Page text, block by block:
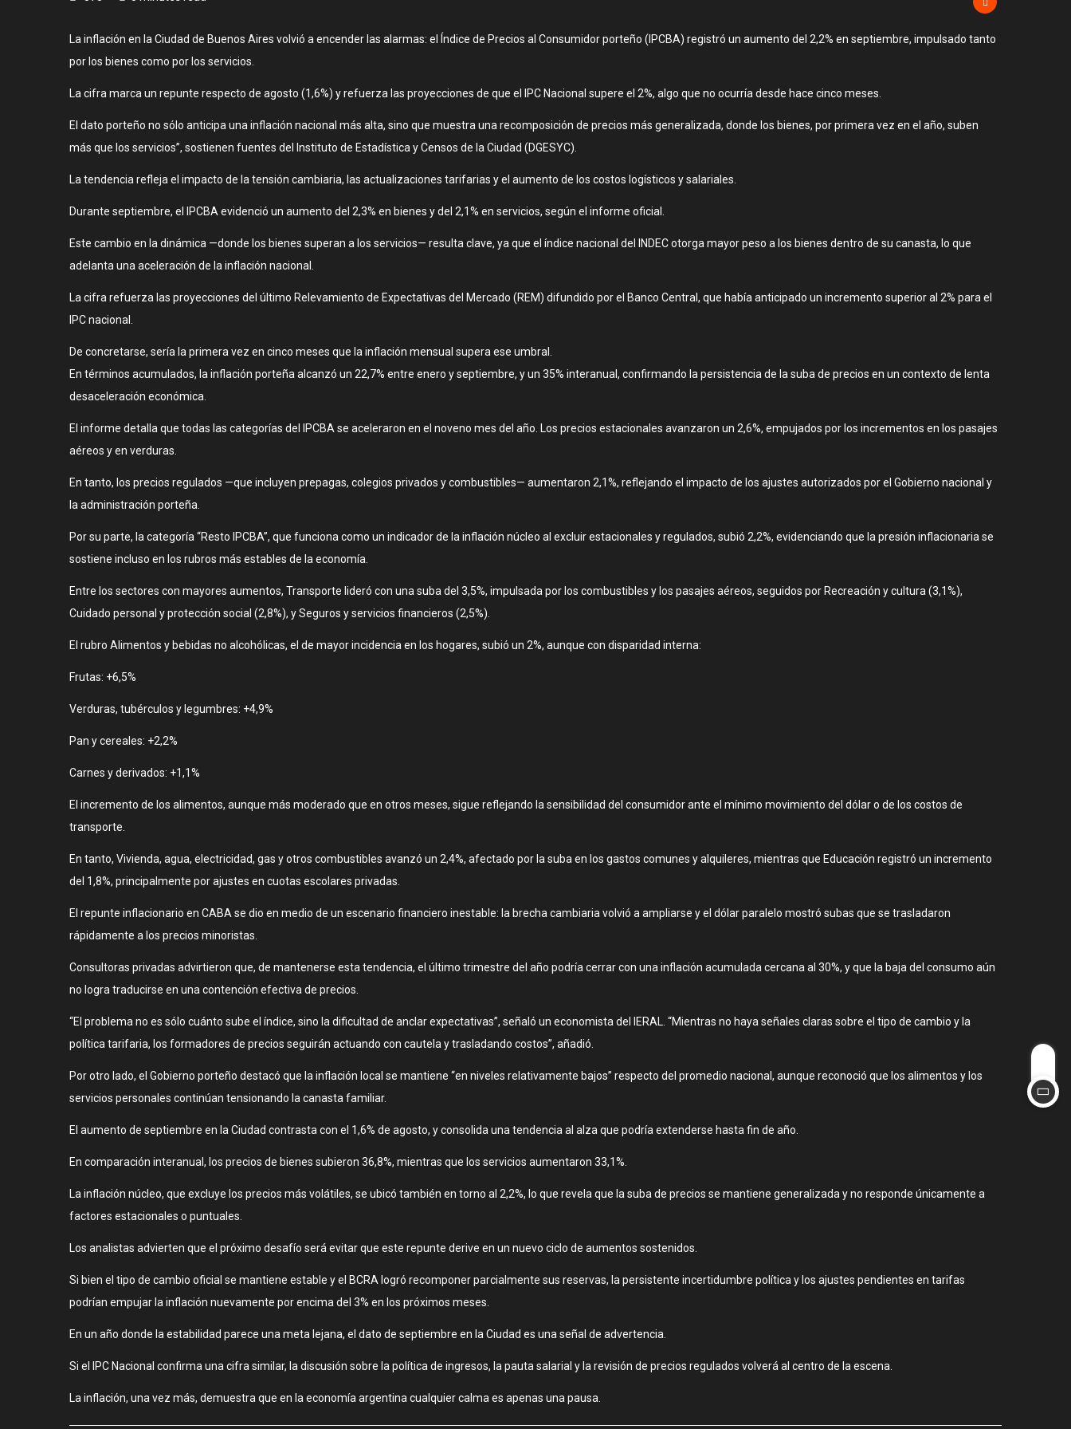
La inflación en la Ciudad de Buenos Aires volvió a encender las alarmas: el Índice de Precios al Consumidor porteño (IPCBA) registró un aumento del 2,2% en septiembre, impulsado tanto
por los bienes como por los servicios.
La cifra marca un repunte respecto de agosto (1,6%) y refuerza las proyecciones de que el IPC Nacional supere el 2%, algo que no ocurría desde hace cinco meses.
El dato porteño no sólo anticipa una inflación nacional más alta, sino que muestra una recomposición de precios más generalizada, donde los bienes, por primera vez en el año, suben
más que los servicios”, sostienen fuentes del Instituto de Estadística y Censos de la Ciudad (DGESYC).
La tendencia refleja el impacto de la tensión cambiaria, las actualizaciones tarifarias y el aumento de los costos logísticos y salariales.
Durante septiembre, el IPCBA evidenció un aumento del 2,3% en bienes y del 2,1% en servicios, según el informe oficial.
Este cambio en la dinámica —donde los bienes superan a los servicios— resulta clave, ya que el índice nacional del INDEC otorga mayor peso a los bienes dentro de su canasta, lo que
adelanta una aceleración de la inflación nacional.
La cifra refuerza las proyecciones del último Relevamiento de Expectativas del Mercado (REM) difundido por el Banco Central, que había anticipado un incremento superior al 2% para el
IPC nacional.
De concretarse, sería la primera vez en cinco meses que la inflación mensual supera ese umbral.
En términos acumulados, la inflación porteña alcanzó un 22,7% entre enero y septiembre, y un 35% interanual, confirmando la persistencia de la suba de precios en un contexto de lenta
desaceleración económica.
El informe detalla que todas las categorías del IPCBA se aceleraron en el noveno mes del año. Los precios estacionales avanzaron un 2,6%, empujados por los incrementos en los pasajes
aéreos y en verduras.
En tanto, los precios regulados —que incluyen prepagas, colegios privados y combustibles— aumentaron 2,1%, reflejando el impacto de los ajustes autorizados por el Gobierno nacional y
la administración porteña.
Por su parte, la categoría “Resto IPCBA”, que funciona como un indicador de la inflación núcleo al excluir estacionales y regulados, subió 2,2%, evidenciando que la presión inflacionaria se
sostiene incluso en los rubros más estables de la economía.
Entre los sectores con mayores aumentos, Transporte lideró con una suba del 3,5%, impulsada por los combustibles y los pasajes aéreos, seguidos por Recreación y cultura (3,1%),
Cuidado personal y protección social (2,8%), y Seguros y servicios financieros (2,5%).
El rubro Alimentos y bebidas no alcohólicas, el de mayor incidencia en los hogares, subió un 2%, aunque con disparidad interna:
Frutas: +6,5%
Verduras, tubérculos y legumbres: +4,9%
Pan y cereales: +2,2%
Carnes y derivados: +1,1%
El incremento de los alimentos, aunque más moderado que en otros meses, sigue reflejando la sensibilidad del consumidor ante el mínimo movimiento del dólar o de los costos de
transporte.
En tanto, Vivienda, agua, electricidad, gas y otros combustibles avanzó un 2,4%, afectado por la suba en los gastos comunes y alquileres, mientras que Educación registró un incremento
del 1,8%, principalmente por ajustes en cuotas escolares privadas.
El repunte inflacionario en CABA se dio en medio de un escenario financiero inestable: la brecha cambiaria volvió a ampliarse y el dólar paralelo mostró subas que se trasladaron
rápidamente a los precios minoristas.
Consultoras privadas advirtieron que, de mantenerse esta tendencia, el último trimestre del año podría cerrar con una inflación acumulada cercana al 30%, y que la baja del consumo aún
no logra traducirse en una contención efectiva de precios.
“El problema no es sólo cuánto sube el índice, sino la dificultad de anclar expectativas”, señaló un economista del IERAL. “Mientras no haya señales claras sobre el tipo de cambio y la
política tarifaria, los formadores de precios seguirán actuando con cautela y trasladando costos”, añadió.
Por otro lado, el Gobierno porteño destacó que la inflación local se mantiene “en niveles relativamente bajos” respecto del promedio nacional, aunque reconoció que los alimentos y los
servicios personales continúan tensionando la canasta familiar.
El aumento de septiembre en la Ciudad contrasta con el 1,6% de agosto, y consolida una tendencia al alza que podría extenderse hasta fin de año.
En comparación interanual, los precios de bienes subieron 36,8%, mientras que los servicios aumentaron 33,1%.
La inflación núcleo, que excluye los precios más volátiles, se ubicó también en torno al 2,2%, lo que revela que la suba de precios se mantiene generalizada y no responde únicamente a
factores estacionales o puntuales.
Los analistas advierten que el próximo desafío será evitar que este repunte derive en un nuevo ciclo de aumentos sostenidos.
Si bien el tipo de cambio oficial se mantiene estable y el BCRA logró recomponer parcialmente sus reservas, la persistente incertidumbre política y los ajustes pendientes en tarifas
podrían empujar la inflación nuevamente por encima del 3% en los próximos meses.
En un año donde la estabilidad parece una meta lejana, el dato de septiembre en la Ciudad es una señal de advertencia.
Si el IPC Nacional confirma una cifra similar, la discusión sobre la política de ingresos, la pauta salarial y la revisión de precios regulados volverá al centro de la escena.
La inflación, una vez más, demuestra que en la economía argentina cualquier calma es apenas una pausa.